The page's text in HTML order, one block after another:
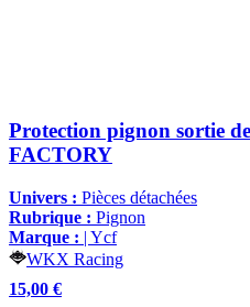
Protection pignon sortie
FACTORY
Univers : Pièces détachées
Rubrique : Pignon
Marque : | Ycf
WKX Racing
15,00 €